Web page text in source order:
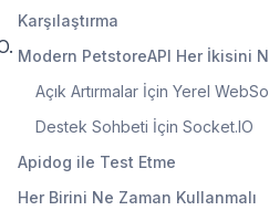
Karşılaştırma
Modern PetstoreAPI Her İkisini
Açık Artırmalar İçin Yerel
Destek Sohbeti İçin Socket.IO
Apidog ile Test Etme
Her Birini Ne Zaman Kullanmalı